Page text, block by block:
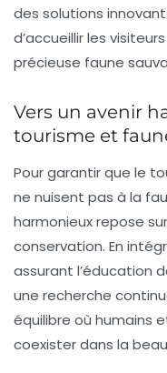
des solutions
d’accueillir les
précieuse faune
Vers un avenir
tourisme et
Pour garantir que le
ne nuisent pas à la
harmonieux repose
conservation. En
assurant l’éducation
une recherche
équilibre où humains
coexister dans la